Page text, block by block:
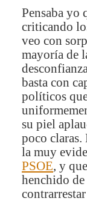
Pensaba yo
criticando
veo con
mayoría de
basta con
políticos
su piel
poco
la muy
PSOE, y
henchido